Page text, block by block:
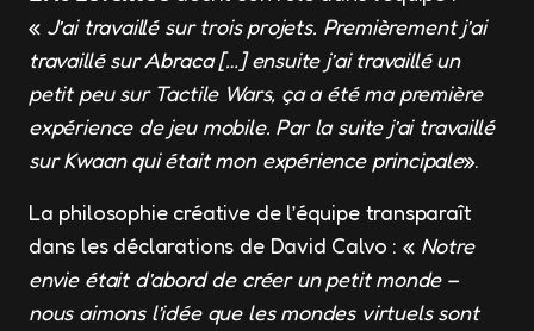
« J’ai travaillé sur trois projets. Premièrement j’ai
travaillé sur Abraca […] ensuite j’ai travaillé un
petit peu sur Tactile Wars, ça a été ma première
expérience de jeu mobile. Par la suite j’ai travaillé
sur Kwaan qui était mon expérience principale».
La philosophie créative de l’équipe transparaît
dans les déclarations de David Calvo : « Notre
envie était d’abord de créer un petit monde –
nous aimons l’idée que les mondes virtuels sont